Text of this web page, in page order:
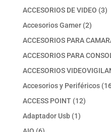
ACCESORIOS DE VIDEO 33
Accesorios Gamer 22
ACCESORIOS PARA
ACCESORIOS PARA
ACCESORIOS
Accesorios y Periféricos
ACCESS POINT 1212
Adaptador Usb 11